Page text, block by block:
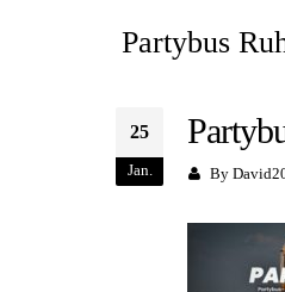
Partybus
25
Jan. By